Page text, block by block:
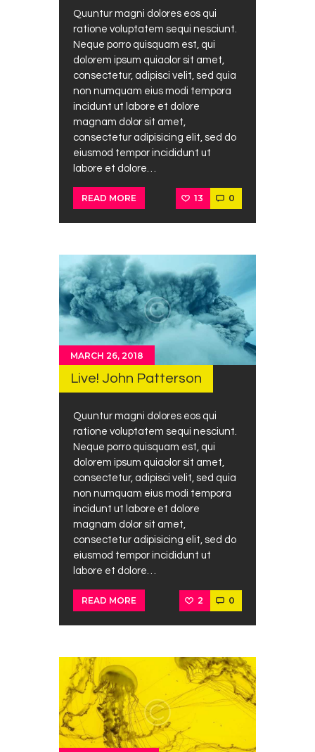
Quuntur magni dolores eos qui
ratione voluptatem sequi nesciunt.
Neque porro quisquam est, qui
dolorem ipsum quiaolor sit amet,
consectetur, adipisci velit, sed quia
non numquam eius modi tempora
incidunt ut labore et dolore
magnam dolor sit amet,
consectetur adipisicing elit, sed do
eiusmod tempor incididunt ut
labore et dolore…
READ MORE 13 0
MARCH 26, 2018
Live! John Patterson
Quuntur magni dolores eos qui
ratione voluptatem sequi nesciunt.
Neque porro quisquam est, qui
dolorem ipsum quiaolor sit amet,
consectetur, adipisci velit, sed quia
non numquam eius modi tempora
incidunt ut labore et dolore
magnam dolor sit amet,
consectetur adipisicing elit, sed do
eiusmod tempor incididunt ut
labore et dolore…
READ MORE 2 0